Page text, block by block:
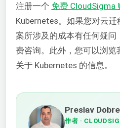
注册一个 免费 CloudSigma
Kubernetes。如果您对云
案所涉及的成本有任何疑
费咨询。此外，您可以浏览
关于 Kubernetes 的信息。
Preslav
作者 ·